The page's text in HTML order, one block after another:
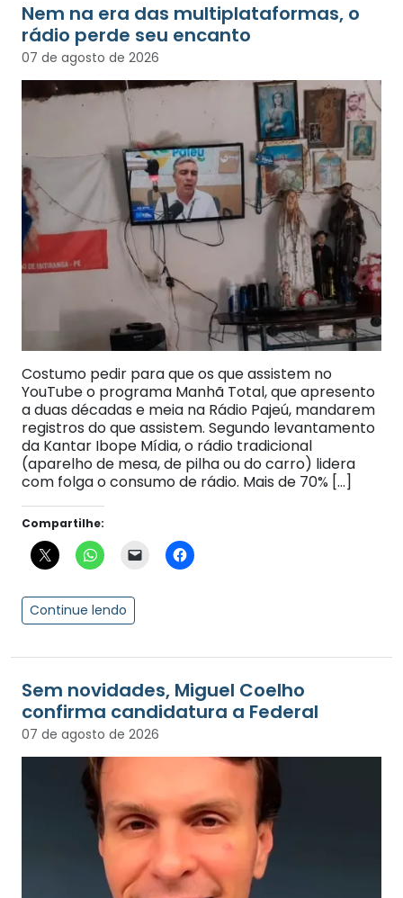
Nem na era das multiplataformas, o
rádio perde seu encanto
07 de agosto de 2026
Costumo pedir para que os que assistem no
YouTube o programa Manhã Total, que apresento
a duas décadas e meia na Rádio Pajeú, mandarem
registros do que assistem. Segundo levantamento
da Kantar Ibope Mídia, o rádio tradicional
(aparelho de mesa, de pilha ou do carro) lidera
com folga o consumo de rádio. Mais de 70% […]
Compartilhe:
Continue lendo
Sem novidades, Miguel Coelho
confirma candidatura a Federal
07 de agosto de 2026